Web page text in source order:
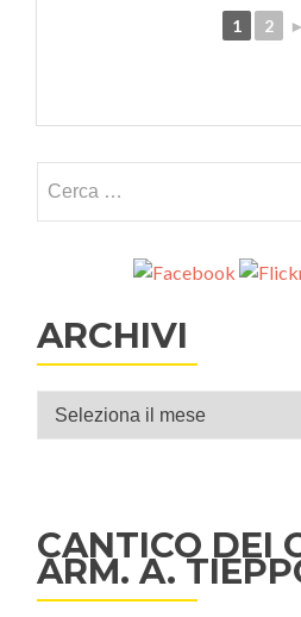
1 2 ►
ARCHIVI
Archivi
CANTICO DEI
ARM. A.